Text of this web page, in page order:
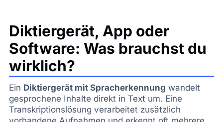
Diktiergerät, App oder
Software: Was brauchst du
wirklich?
Ein Diktiergerät mit Spracherkennung wandelt
gesprochene Inhalte direkt in Text um. Eine
Transkriptionslösung verarbeitet zusätzlich